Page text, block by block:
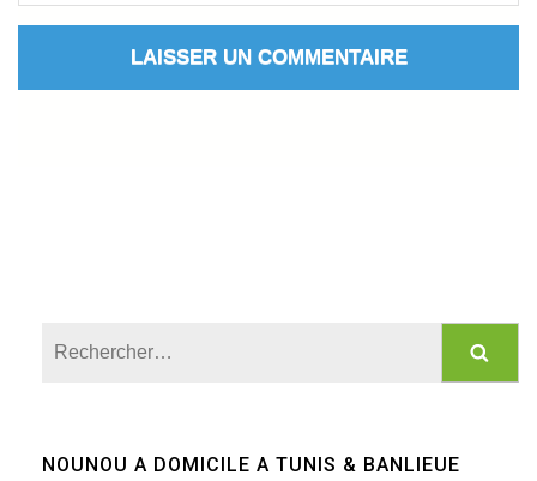
NOUNOU A DOMICILE A TUNIS & BANLIEUE